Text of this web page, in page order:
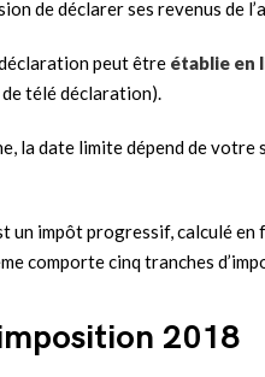
de déclarer ses revenus de
peut être établie en
télé déclaration).
la date limite dépend de
un impôt progressif, calculé
comporte cinq tranches
2018